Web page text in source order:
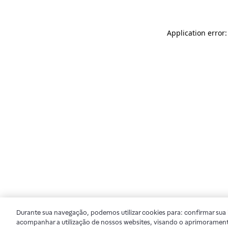
Application
Durante sua navegação, podemos utilizar cookies para: confirmar
acompanhar a utilização de nossos websites, visando o